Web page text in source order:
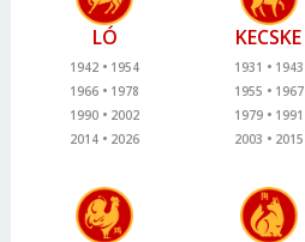
LÓ
1942
1954
1966
1978
1990
2002
2014
2026
KECSKE
1931
1943
1955
1967
1979
1991
2003
2015